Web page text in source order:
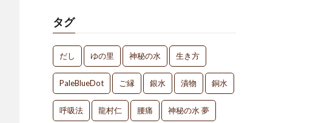
タグ
だし ゆの里 神秘の水 生き方
PaleBlueDot ご縁 銀水 漬物 銅水
呼吸法 龍村仁 腰痛 神秘の水 夢